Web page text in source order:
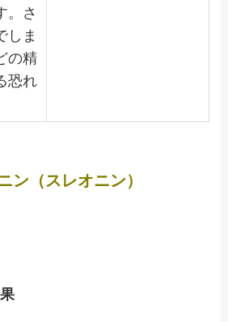
。さ
しま
の精
恐れ
ン（スレオニン）